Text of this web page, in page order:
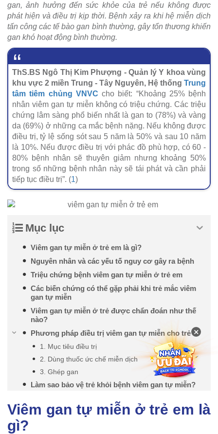
gan, ảnh hưởng đến sức khỏe của trẻ nếu không được
phát hiện và điều trị kịp thời. Bệnh xảy ra khi hệ miễn dịch
tấn công các tế bào gan bình thường, gây tổn thương khiến
gan khó hoạt động bình thường.
ThS.BS Ngô Thị Kim Phượng - Quản lý Y khoa vùng
khu vực 2 miền Trung - Tây Nguyên, Hệ thống Trung
tâm tiêm chủng VNVC cho biết: “Khoảng 25% bệnh
nhân viêm gan tự miễn không có triệu chứng. Các triệu
chứng lâm sàng phổ biến nhất là gan to (78%) và vàng
da (69%) ở những ca mắc bệnh nặng. Nếu không được
điều trị, tỷ lệ sống sót sau 5 năm là 50% và sau 10 năm
là 10%. Nếu được điều trị với phác đồ phù hợp, có 60 -
80% bệnh nhân sẽ thuyên giảm nhưng khoảng 50%
trong số những bệnh nhân này sẽ tái phát và cần phải
tiếp tục điều trị”. (1)
Mục lục
Viêm gan tự miễn ở trẻ em là gì?
Nguyên nhân và các yếu tố nguy cơ gây ra bệnh
Triệu chứng bệnh viêm gan tự miễn ở trẻ em
Các biến chứng có thể gặp phải khi trẻ mắc viêm
gan tự miễn
Viêm gan tự miễn ở trẻ được chẩn đoán như thế
nào?
Phương pháp điều trị viêm gan tự miễn cho trẻ
1. Mục tiêu điều trị
2. Dùng thuốc ức chế miễn dịch
3. Ghép gan
Làm sao bảo vệ trẻ khỏi bệnh viêm gan tự miễn?
Viêm gan tự miễn ở trẻ em là
gì?
×